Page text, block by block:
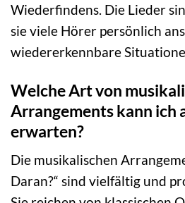
Wiederfindens. Die Lieder
sie viele Hörer persönlich
wiedererkennbare
Welche Art von
Arrangements kann ich
erwarten?
Die musikalischen
Daran?“ sind vielfältig und